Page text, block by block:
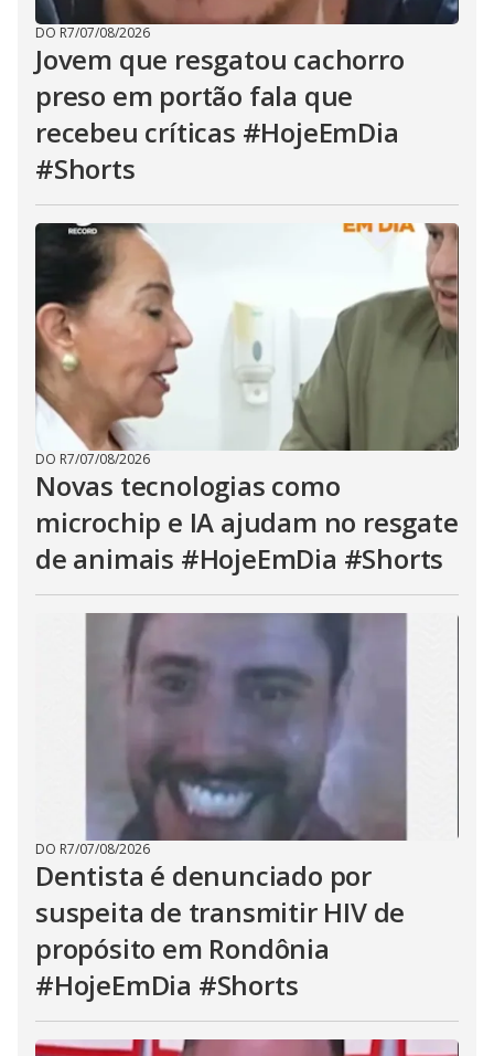
DO R7/07/08/2026
Jovem que resgatou cachorro
preso em portão fala que
recebeu críticas #HojeEmDia
#Shorts
DO R7/07/08/2026
Novas tecnologias como
microchip e IA ajudam no resgate
de animais #HojeEmDia #Shorts
DO R7/07/08/2026
Dentista é denunciado por
suspeita de transmitir HIV de
propósito em Rondônia
#HojeEmDia #Shorts